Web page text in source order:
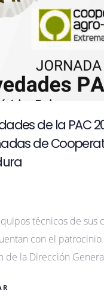
de la PAC
de
técnicos de sus
con el
de la Dirección